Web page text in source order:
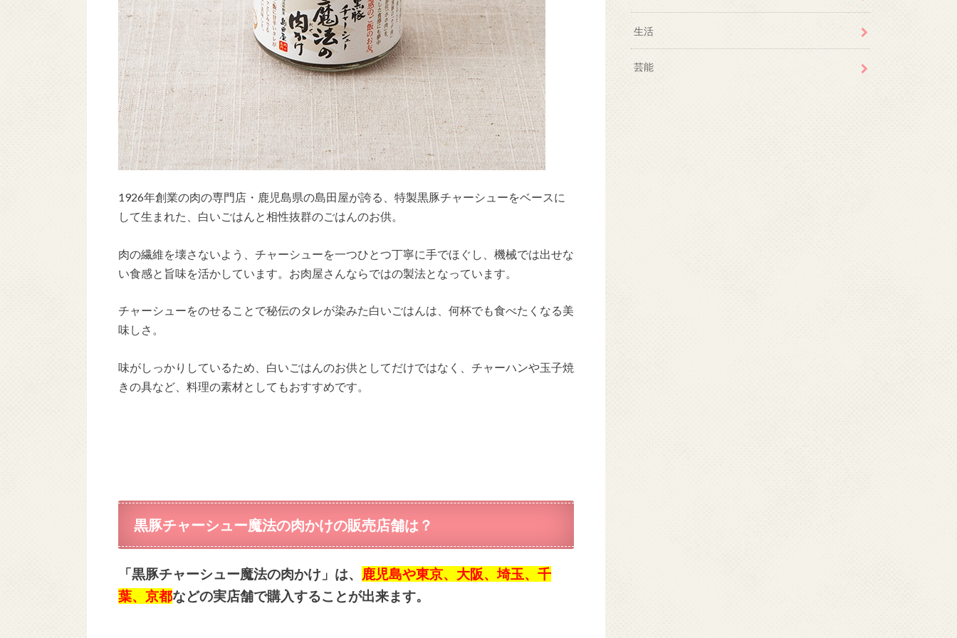
1926年創業の肉の専門店・鹿児島県の島田屋が誇る、特製黒豚チャーシューをベースに
して生まれた、白いごはんと相性抜群のごはんのお供。
肉の繊維を壊さないよう、チャーシューを一つひとつ丁寧に手でほぐし、機械では出せな
い食感と旨味を活かしています。お肉屋さんならではの製法となっています。
チャーシューをのせることで秘伝のタレが染みた白いごはんは、何杯でも食べたくなる美
味しさ。
味がしっかりしているため、白いごはんのお供としてだけではなく、チャーハンや玉子焼
きの具など、料理の素材としてもおすすめです。
黒豚チャーシュー魔法の肉かけの販売店舗は？
「黒豚チャーシュー魔法の肉かけ」は、 鹿児島や東京、大阪、埼玉、千
葉、京都などの実店舗で購入することが出来ます。
生活
芸能